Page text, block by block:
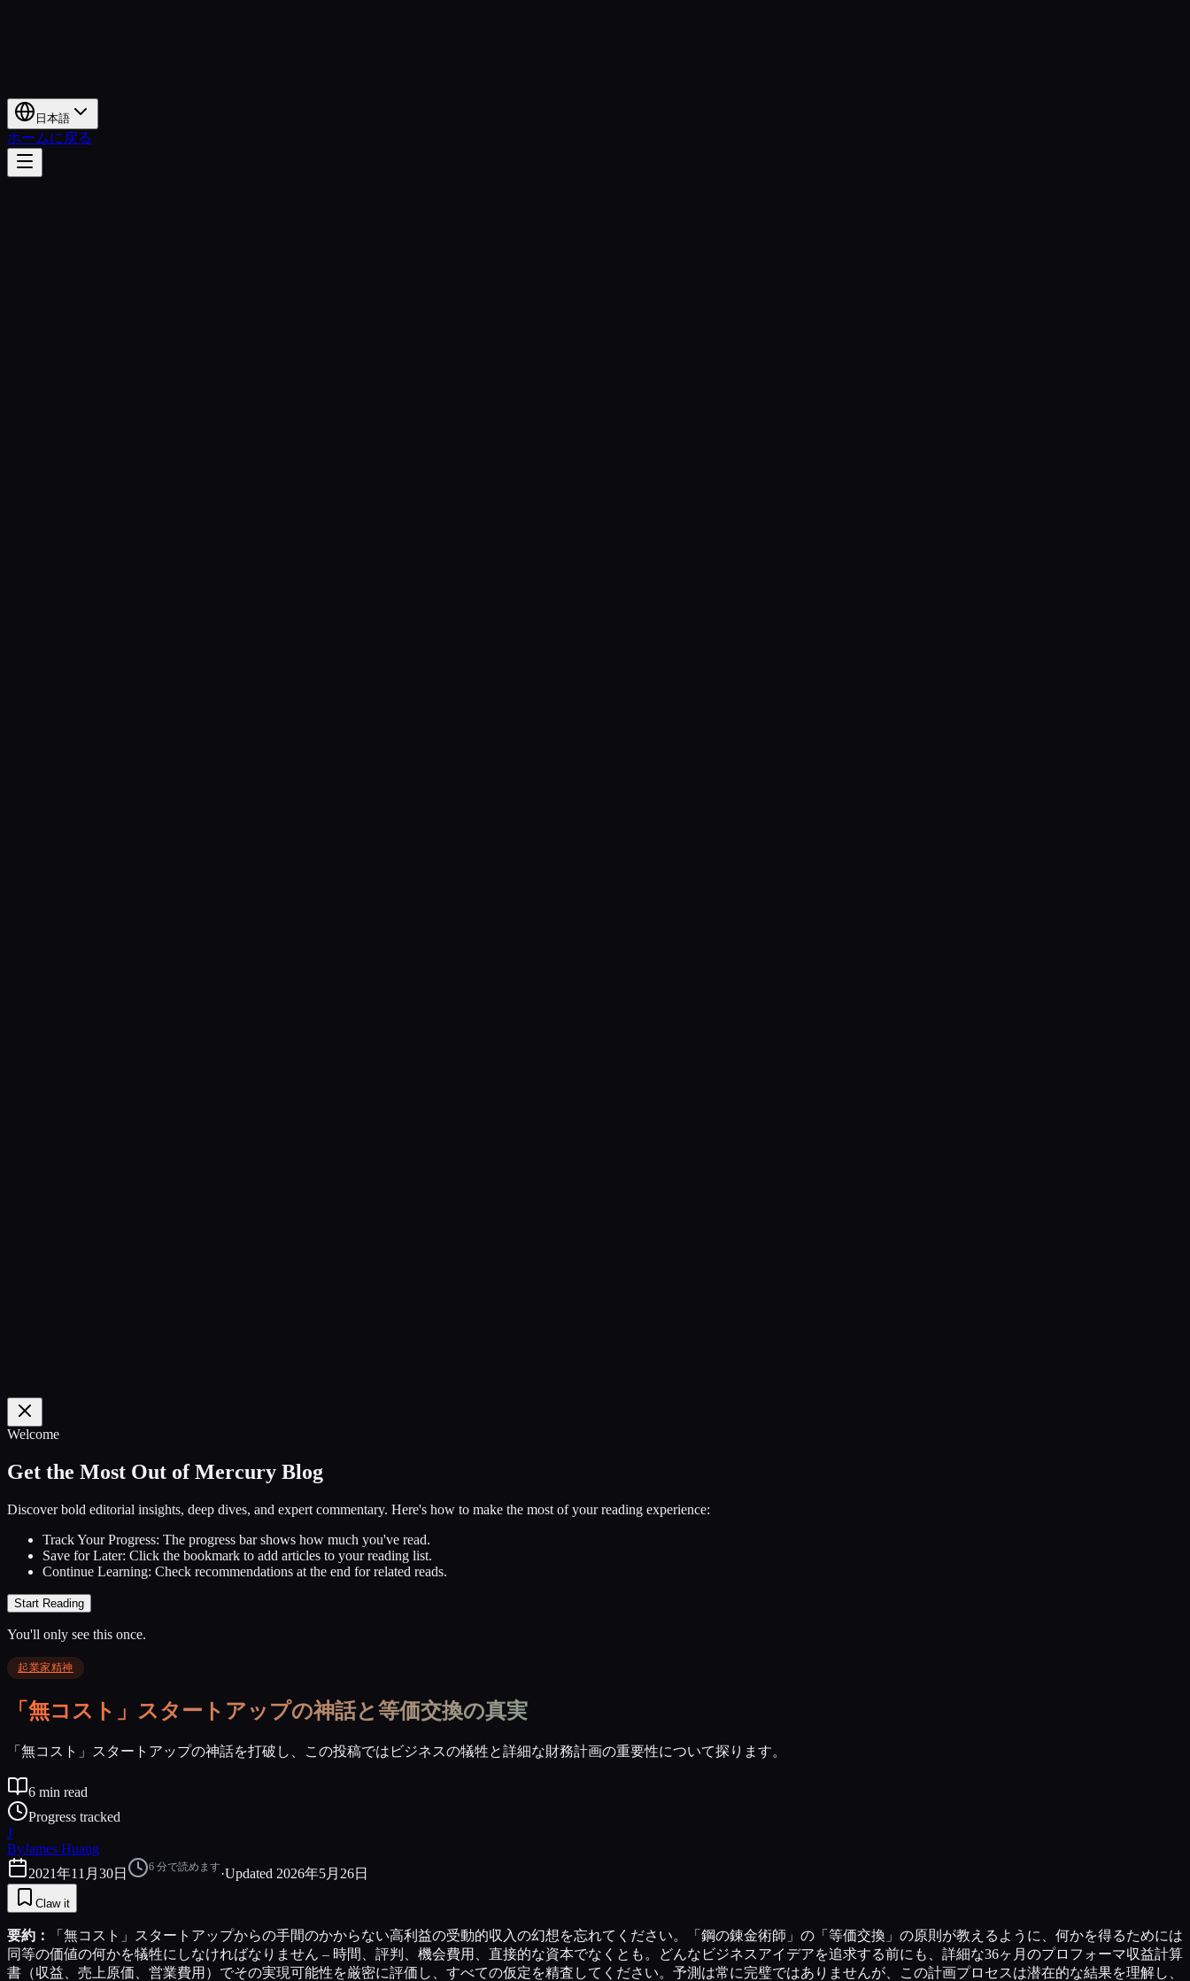
日本語
ホームに戻る
%
Welcome
Get the Most Out of Mercury Blog
Discover bold editorial insights, deep dives, and expert commentary. Here's how to make the most of your reading experience:
Track Your Progress: The progress bar shows how much you've read.
Save for Later: Click the bookmark to add articles to your reading list.
Continue Learning: Check recommendations at the end for related reads.
Start Reading
You'll only see this once.
起業家精神
「無コスト」スタートアップの神話と等価交換の真実
「無コスト」スタートアップの神話を打破し、この投稿ではビジネスの犠牲と詳細な財務計画の重要性について探ります。
6 min read
Progress tracked
J
ByJames Huang
2021年11月30日
6 分で読めます·Updated 2026年5月26日
Claw it
要約：
「無コスト」スタートアップからの手間のかからない高利益の受動的収入の幻想を忘れてください。「鋼の錬金術師」の「等価交換」の原則が教えるように、何かを得るためには
同等の価値の何かを犠牲にしなければなりません – 時間、評判、機会費用、直接的な資本でなくとも。どんなビジネスアイデアを追求する前にも、詳細な36ヶ月のプロフォーマ収益計算
書（収益、売上原価、営業費用）でその実現可能性を厳密に評価し、すべての仮定を精査してください。予測は常に完璧ではありませんが、この計画プロセスは潜在的な結果を理解し、